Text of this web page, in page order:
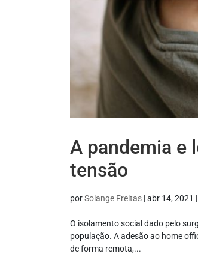
A pandemia e
tensão
porSolange Freitas |abr 14, 2021 |
O isolamento social dado pelo
população. A adesão ao home
de forma remota,...